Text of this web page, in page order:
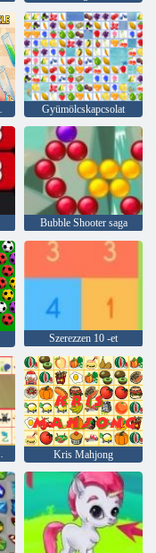
Gyümölcskapcsolat
Bubble Shooter saga
Szerezzen 10 -et
Kris Mahjong